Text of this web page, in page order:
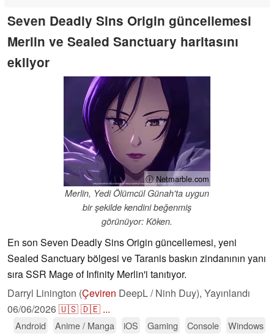
Seven Deadly Sins Origin güncellemesi
Merlin ve Sealed Sanctuary haritasını
ekliyor
ⓘ Netmarble.com
Merlin, Yedi Ölümcül Günah'ta uygun
bir şekilde kendini beğenmiş
görünüyor: Köken.
En son Seven Deadly Sins Origin güncellemesi, yeni
Sealed Sanctuary bölgesi ve Taranis baskın zindanının yanı
sıra SSR Mage of Infinity Merlin'i tanıtıyor.
Darryl Linington (Çeviren DeepL / Ninh Duy), Yayınlandı
06/06/2026🇺🇸🇩🇪 ...
Android Anime / Manga iOS Gaming Console Windows